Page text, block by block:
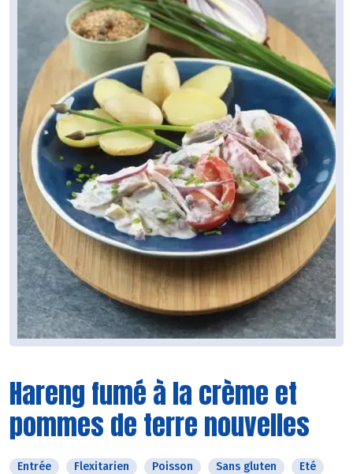
Hareng fumé à la crème et
pommes de terre nouvelles
Entrée Flexitarien Poisson Sans gluten Eté